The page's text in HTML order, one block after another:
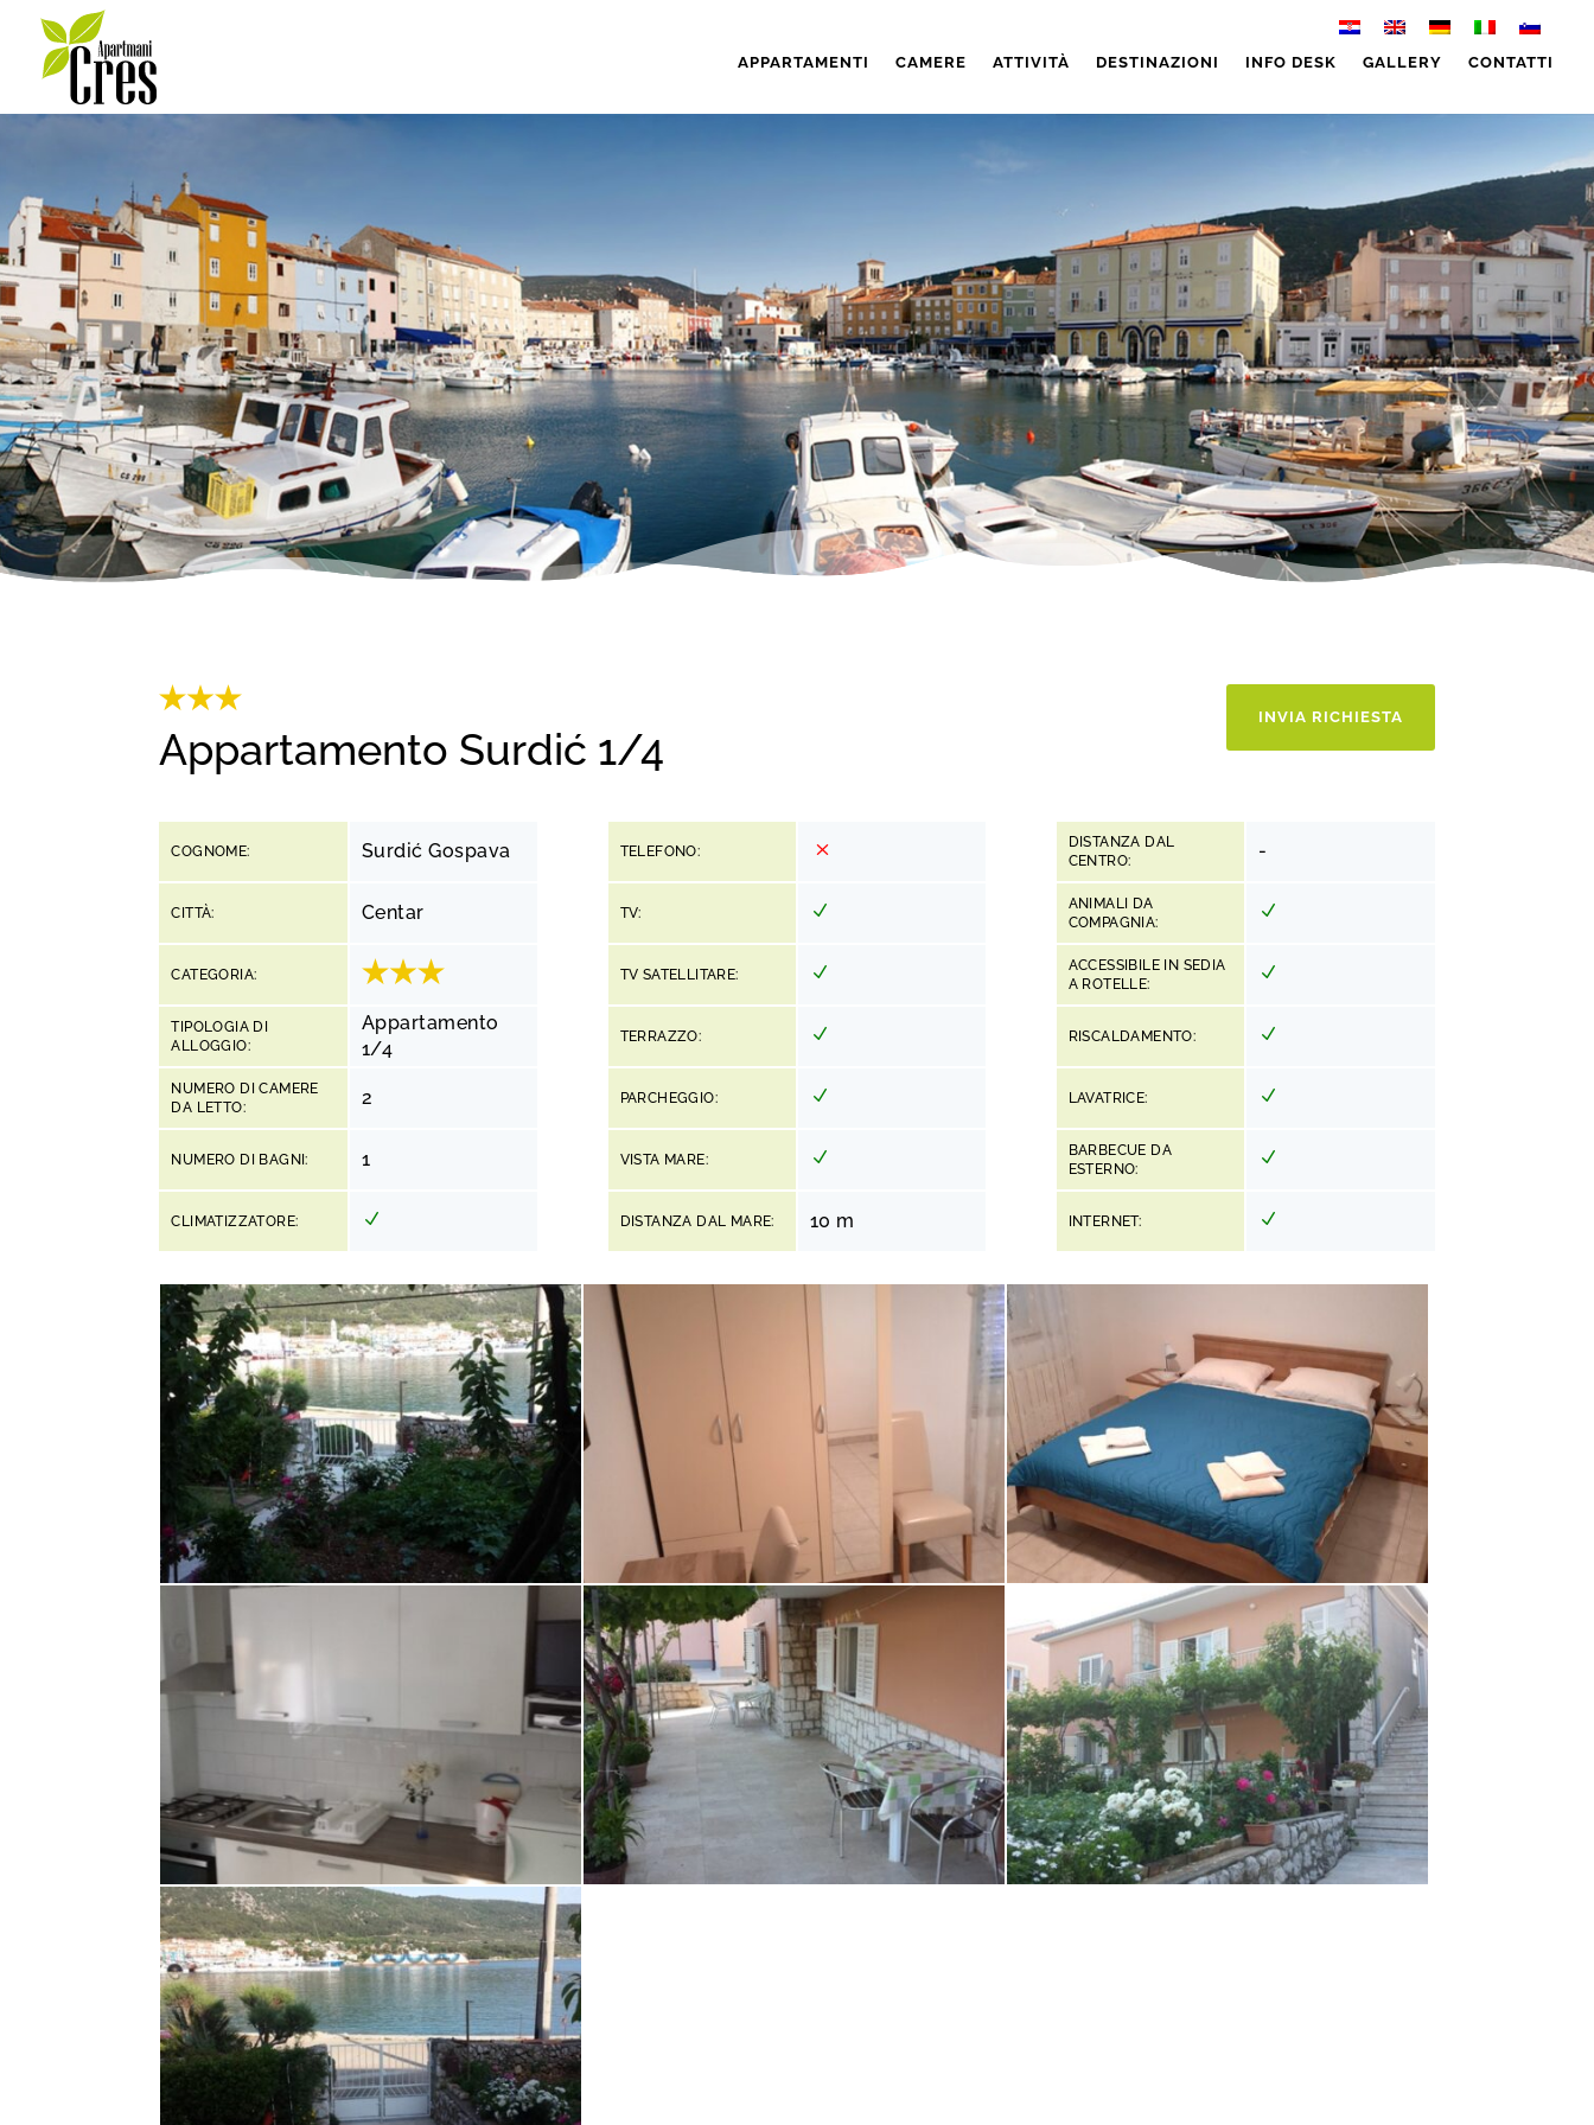
APPARTAMENTI CAMERE ATTIVITÀ DESTINAZIONI INFO DESK GALLERY CONTATTI
Appartamento Surdić 1/4
INVIA RICHIESTA
COGNOME:
CITTÀ:
CATEGORIA:
TIPOLOGIA DI
ALLOGGIO:
NUMERO DI CAMERE
DA LETTO:
NUMERO DI BAGNI:
CLIMATIZZATORE:
Surdić Gospava
Centar
Appartamento
1/4
2
1
TELEFONO:
TV:
TV SATELLITARE:
TERRAZZO:
PARCHEGGIO:
VISTA MARE:
DISTANZA DAL MARE: 10 m
DISTANZA DAL
CENTRO:
ANIMALI DA
COMPAGNIA:
ACCESSIBILE IN SEDIA
A ROTELLE:
RISCALDAMENTO:
LAVATRICE:
BARBECUE DA
ESTERNO:
INTERNET:
-